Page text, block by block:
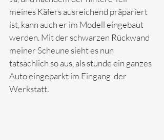
meines Käfers ausreichend präpariert
ist, kann auch er im Modell eingebaut
werden. Mit der schwarzen Rückwand
meiner Scheune sieht es nun
tatsächlich so aus, als stünde ein ganzes
Auto eingeparkt im Eingang  der
Werkstatt.